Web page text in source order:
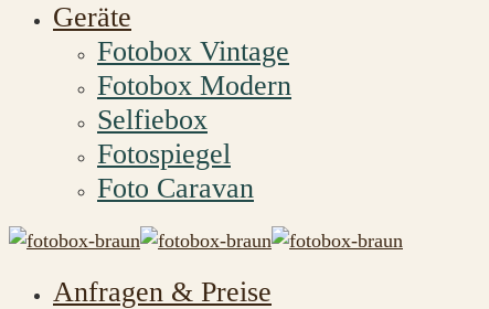
Geräte
Fotobox Vintage
Fotobox Modern
Selfiebox
Fotospiegel
Foto Caravan
Anfragen & Preise